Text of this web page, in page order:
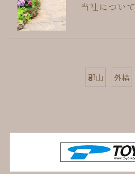
当社について
郡山 外構